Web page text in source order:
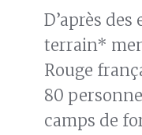
D’après
terrain*
Rouge
80
camps de